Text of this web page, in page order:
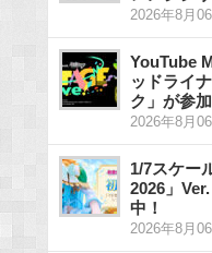
2026年8月
YouTube
ッドライ
ク」が参
2026年8月
1/7スケー
2026」
中！
2026年8月